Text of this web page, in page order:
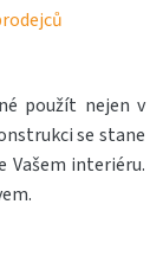
použít nejen v
se stane
Vašem interiéru.